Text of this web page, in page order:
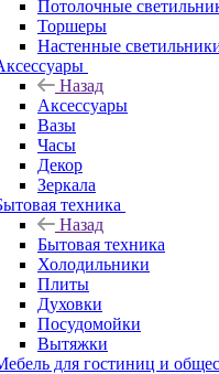
Потолочные
Торшеры
Настенные
Назад
Аксессуары
Вазы
Часы
Декор
Зеркала
техника
Назад
Бытовая техника
Холодильники
Плиты
Духовки
Посудомойки
Вытяжки
для гостиниц и